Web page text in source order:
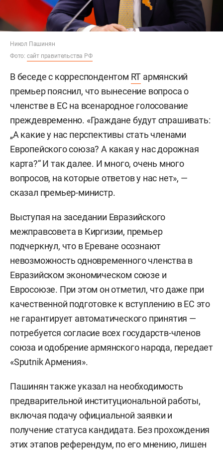
Никол Пашинян
Фото: сайт правительства РФ
В беседе с корреспондентом RT армянский
премьер пояснил, что вынесение вопроса о
членстве в ЕС на всенародное голосование
преждевременно. «Граждане будут спрашивать:
„А какие у нас перспективы стать членами
Европейского союза? А какая у нас дорожная
карта?“ И так далее. И много, очень много
вопросов, на которые ответов у нас нет», —
сказал премьер-министр.
Выступая на заседании Евразийского
межправсовета в Киргизии, премьер
подчеркнул, что в Ереване осознают
невозможность одновременного членства в
Евразийском экономическом союзе и
Евросоюзе. При этом он отметил, что даже при
качественной подготовке к вступлению в ЕС это
не гарантирует автоматического принятия —
потребуется согласие всех государств-членов
союза и одобрение армянского народа, передает
«Sputnik Армения».
Пашинян также указал на необходимость
предварительной институциональной работы,
включая подачу официальной заявки и
получение статуса кандидата. Без прохождения
этих этапов референдум, по его мнению, лишен